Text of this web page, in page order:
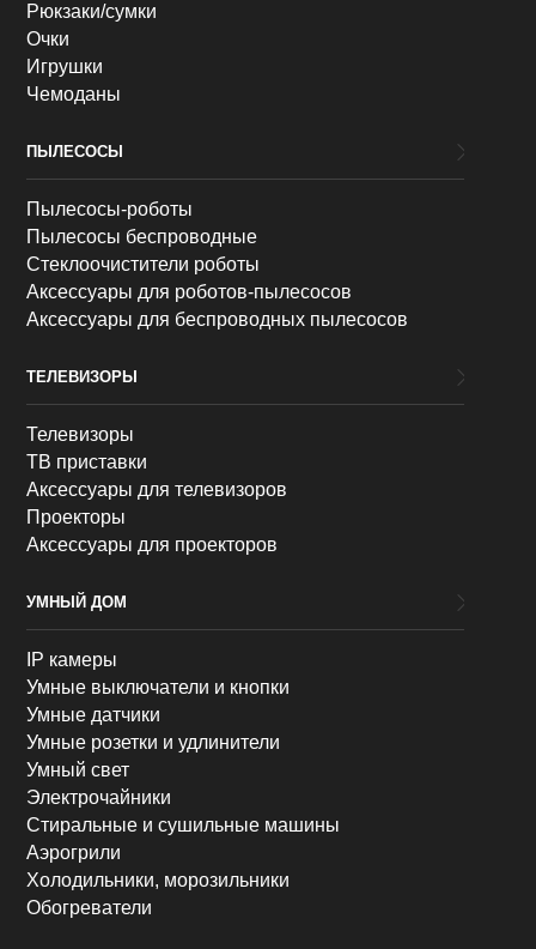
Рюкзаки/сумки
Очки
Игрушки
Чемоданы
ПЫЛЕСОСЫ
Пылесосы-роботы
Пылесосы беспроводные
Стеклоочистители роботы
Аксессуары для роботов-пылесосов
Аксессуары для беспроводных пылесосов
ТЕЛЕВИЗОРЫ
Телевизоры
ТВ приставки
Аксессуары для телевизоров
Проекторы
Аксессуары для проекторов
УМНЫЙ ДОМ
IP камеры
Умные выключатели и кнопки
Умные датчики
Умные розетки и удлинители
Умный свет
Электрочайники
Стиральные и сушильные машины
Аэрогрили
Холодильники, морозильники
Обогреватели